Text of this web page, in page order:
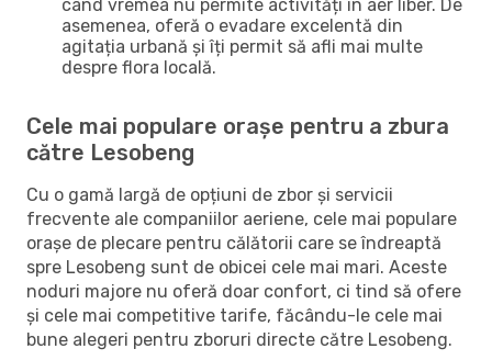
când vremea nu permite activități în aer liber. De
asemenea, oferă o evadare excelentă din
agitația urbană și îți permit să afli mai multe
despre flora locală.
Cele mai populare orașe pentru a zbura
către Lesobeng
Cu o gamă largă de opțiuni de zbor și servicii
frecvente ale companiilor aeriene, cele mai populare
orașe de plecare pentru călătorii care se îndreaptă
spre Lesobeng sunt de obicei cele mai mari. Aceste
noduri majore nu oferă doar confort, ci tind să ofere
și cele mai competitive tarife, făcându-le cele mai
bune alegeri pentru zboruri directe către Lesobeng.